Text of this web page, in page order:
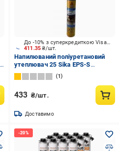
411.35₴/шт.
До -10% з суперкредиткою Visa Вигода
Напилюваний поліуретановий
утеплювач 25 Sika EPS-S
Boom®-121 Insulation 50 мм
1
433 ₴/шт.
Доставимо